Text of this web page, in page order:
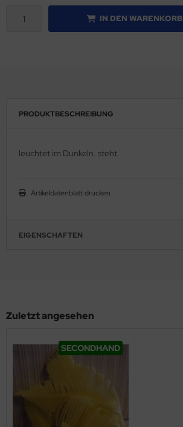
IN DEN WARENKORB
PRODUKTBESCHREIBUNG
leuchtet im Dunkeln. steht.
Artikeldatenblatt drucken
EIGENSCHAFTEN
Zuletzt angesehen
SECONDHAND